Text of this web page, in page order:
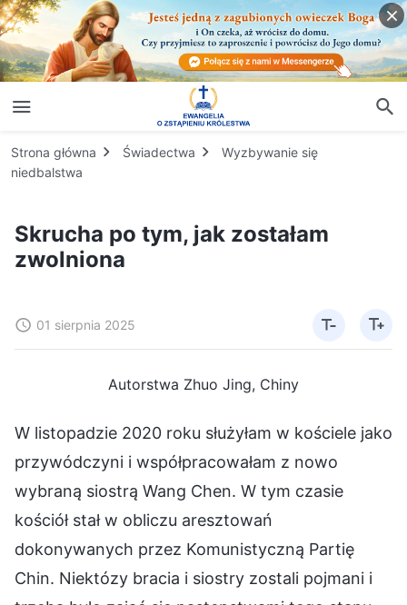
Strona główna Świadectwa
Wyzbywanie się
niedbalstwa
Skrucha po tym, jak zostałam
zwolniona
01 sierpnia 2025
Autorstwa Zhuo Jing, Chiny
W listopadzie 2020 roku służyłam w kościele jako
przywódczyni i współpracowałam z nowo
wybraną siostrą Wang Chen. W tym czasie
kościół stał w obliczu aresztowań
dokonywanych przez Komunistyczną Partię
Chin. Niektózy bracia i siostry zostali pojmani i